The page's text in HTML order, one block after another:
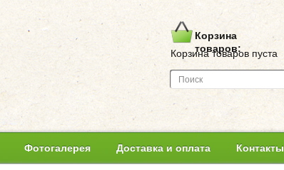
Корзина
товаров:
Корзина товаров пуста
Фотогалерея Доставка и оплата Контакты